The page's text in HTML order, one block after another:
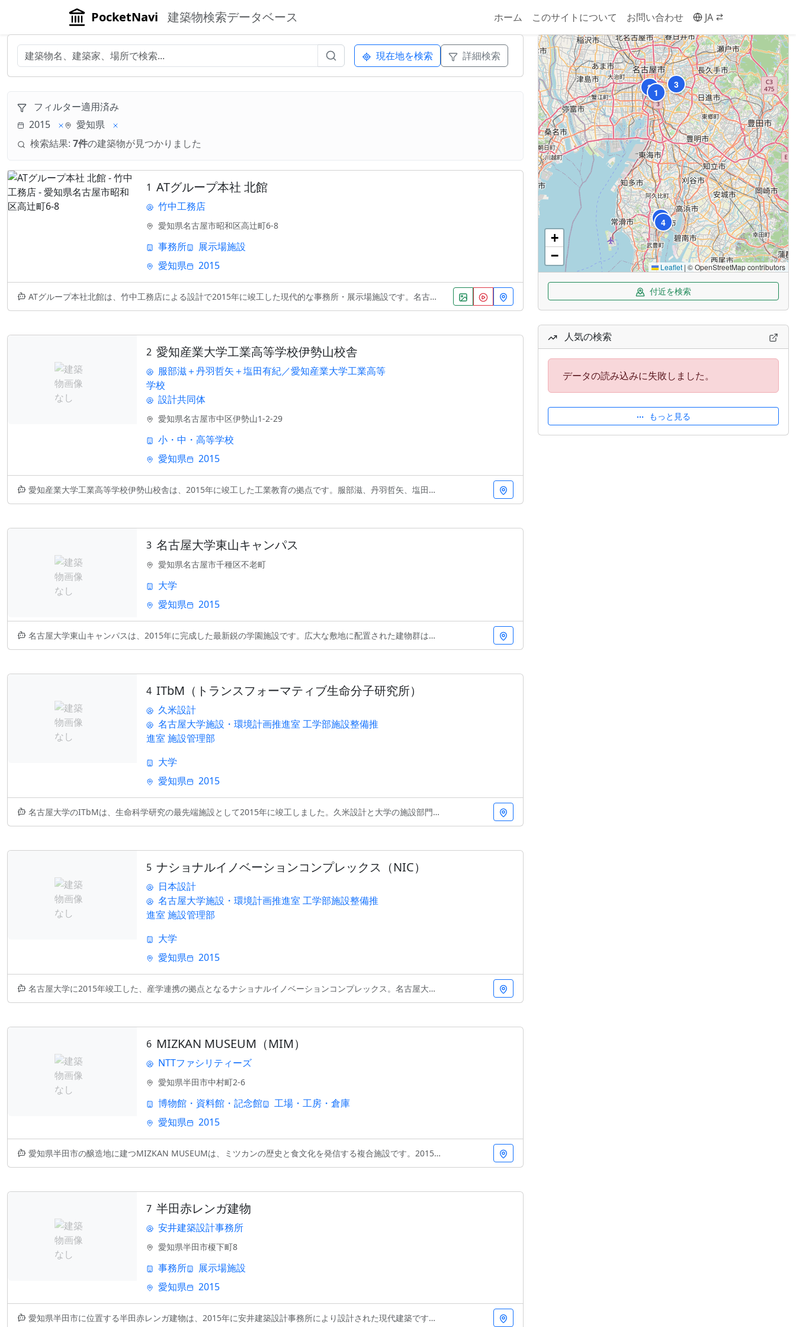
PocketNavi 建築物検索データベース ホーム このサイトについて お問い合わせ JA
現在地を検索 詳細検索
フィルター適用済み
2015
愛知県
検索結果: 7件の建築物が見つかりました
1 ATグループ本社 北館
竹中工務店
愛知県名古屋市昭和区高辻町6-8
事務所
展示場施設
愛知県
2015
ATグループ本社北館は、竹中工務店による設計で2015年に竣工した現代的な事務所・展示場施設です。名古屋市昭和区に位置し
2 愛知産業大学工業高等学校伊勢山校舎
服部滋＋丹羽哲矢＋塩田有紀／愛知産業大学工業高等
学校
設計共同体
愛知県名古屋市中区伊勢山1-2-29
小・中・高等学校
愛知県
2015
愛知産業大学工業高等学校伊勢山校舎は、2015年に竣工した工業教育の拠点です。服部滋、丹羽哲矢、塩田有紀による設計は、教
3 名古屋大学東山キャンパス
愛知県名古屋市千種区不老町
大学
愛知県
2015
名古屋大学東山キャンパスは、2015年に完成した最新鋭の学園施設です。広大な敷地に配置された建物群は、機能性と美しさを兼
4 ITbM（トランスフォーマティブ生命分子研究所）
久米設計
名古屋大学施設・環境計画推進室 工学部施設整備推
進室 施設管理部
大学
愛知県
2015
名古屋大学のITbMは、生命科学研究の最先端施設として2015年に竣工しました。久米設計と大学の施設部門による協働により
5 ナショナルイノベーションコンプレックス（NIC）
日本設計
名古屋大学施設・環境計画推進室 工学部施設整備推
進室 施設管理部
大学
愛知県
2015
名古屋大学に2015年竣工した、産学連携の拠点となるナショナルイノベーションコンプレックス。名古屋大学施設・環境計画推進
6 MIZKAN MUSEUM（MIM）
NTTファシリティーズ
愛知県半田市中村町2-6
博物館・資料館・記念館
工場・工房・倉庫
愛知県
2015
愛知県半田市の醸造地に建つMIZKAN MUSEUMは、ミツカンの歴史と食文化を発信する複合施設です。2015年竣工、N
7 半田赤レンガ建物
安井建築設計事務所
愛知県半田市榎下町8
事務所
展示場施設
愛知県
2015
愛知県半田市に位置する半田赤レンガ建物は、2015年に安井建築設計事務所により設計された現代建築です。赤レンガという伝統
1
2 3
4
5
+
−
Leaflet | © OpenStreetMap contributors
付近を検索
人気の検索
データの読み込みに失敗しました。
もっと見る